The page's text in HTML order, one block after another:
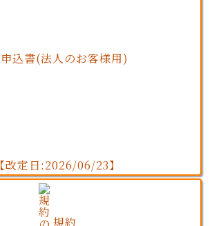
申込書(法人のお客様用)
【改定日:2026/06/23】
規約